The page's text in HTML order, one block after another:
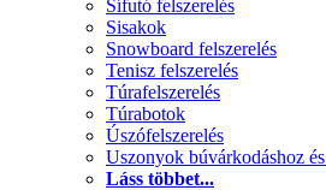
Sífutó felszerelés
Sisakok
Snowboard felszerelés
Tenisz felszerelés
Túrafelszerelés
Túrabotok
Úszófelszerelés
Uszonyok búvárkodáshoz
Láss többet...